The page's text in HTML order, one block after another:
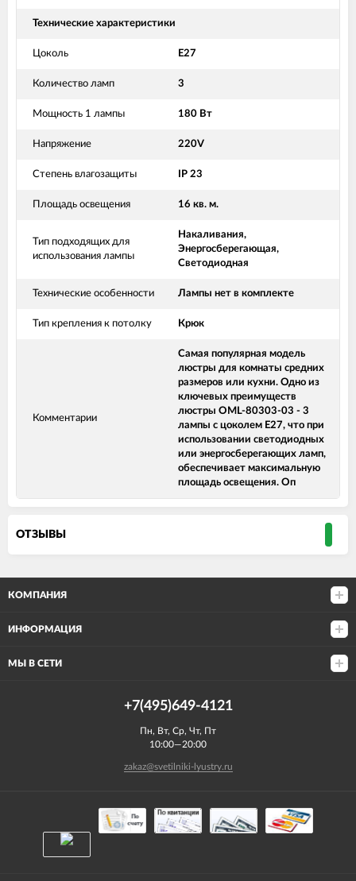
Технические характеристики
Цоколь E27
Количество ламп 3
Мощность 1 лампы 180 Вт
Напряжение 220V
Степень влагозащиты IP 23
Площадь освещения 16 кв. м.
Тип подходящих для
использования лампы
Накаливания,
Энергосберегающая,
Светодиодная
Технические особенности Лампы нет в комплекте
Тип крепления к потолку Крюк
Комментарии
Самая популярная модель
люстры для комнаты средних
размеров или кухни. Одно из
ключевых преимуществ
люстры OML-80303-03 - 3
лампы с цоколем Е27, что при
использовании светодиодных
или энергосберегающих ламп,
обеспечивает максимальную
площадь освещения. Оп
ОТЗЫВЫ
КОМПАНИЯ
ИНФОРМАЦИЯ
МЫ В СЕТИ
+7(495)649-4121
Пн, Вт, Ср, Чт, Пт
10:00—20:00
zakaz@svetilniki-lyustry.ru